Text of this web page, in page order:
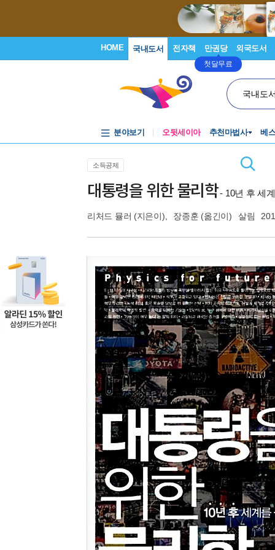
HOME 국내도서 전자책 만권당
첫달무료
외국도서
국내도
분야보기 오뒷세이아 추천마법사 베
소득공제
대통령을 위한 물리학- 10년 후 세
리처드 뮬러 (지은이), 장종훈 (옮긴이) 살림